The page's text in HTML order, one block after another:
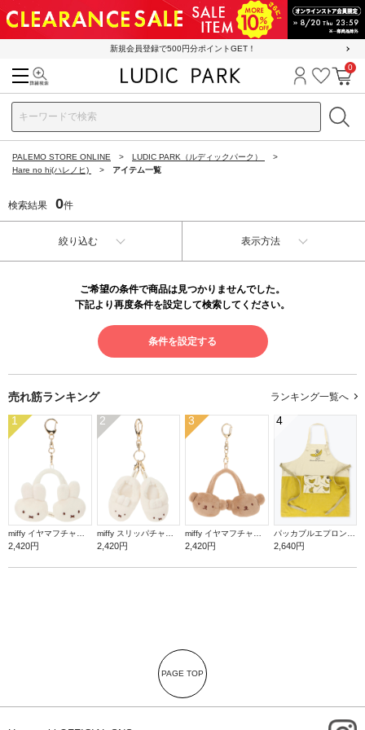
新規会員登録で500円分ポイントGET！
ログイン
お気に
カ
0
PALEMO STORE ONLINE
LUDIC PARK（ルディックパーク）
Hare no hi(ハレノヒ)
アイテム一覧
検索結果 0件
絞り込む 表示方法
ご希望の条件で商品は見つかりませんでした。
下記より再度条件を設定して検索してください。
条件を設定する
売れ筋ランキング ランキング一覧へ
1
2,420円
2
2,420円
3
2,420円
4
2,640円
PAGE TOP